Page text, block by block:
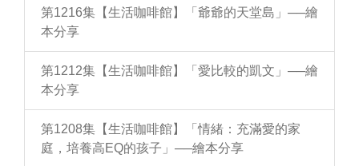
第1216集【生活咖啡館】「爺爺的天堂島」──繪
本分享
第1212集【生活咖啡館】「愛比較的凱文」──繪
本分享
第1208集【生活咖啡館】「情緒：充滿愛的家
庭，培養高EQ的孩子」──繪本分享